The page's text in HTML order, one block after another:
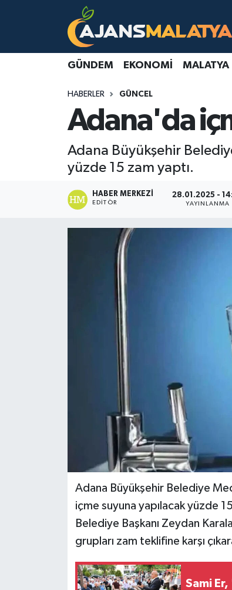
GÜNDEM EKONOMI MALATYA
HABERLER GÜNCEL
Adana'da
Adana Büyükşehir
yüzde 15 zam yaptı.
HABER MERKEZI
EDITÖR
28.01.2025 -
YAYINLANMA
Adana Büyükşehir Belediye
içme suyuna yapılacak yüzde
Belediye Başkanı Zeydan
grupları zam teklifine karşı
Sami
Gündem
Malatya Nöbetçi Eczaneler
TFF 3.Lig 2.Grup Puan Durumu ve Fikstür
Tüm Manşetler